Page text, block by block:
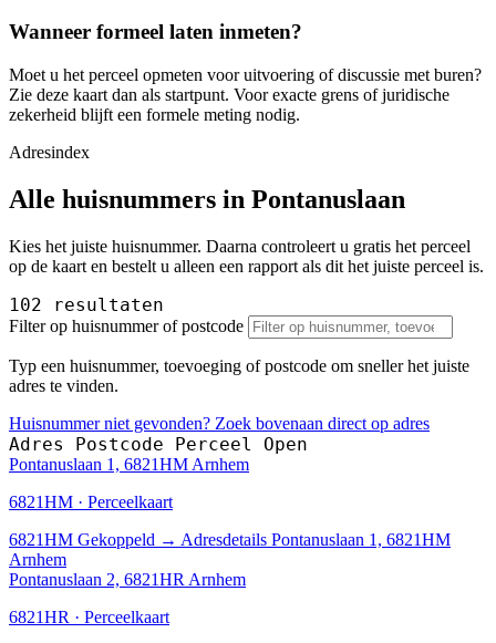
Wanneer formeel laten inmeten?
Moet u het perceel opmeten voor uitvoering of discussie met buren?
Zie deze kaart dan als startpunt. Voor exacte grens of juridische
zekerheid blijft een formele meting nodig.
Adresindex
Alle huisnummers in Pontanuslaan
Kies het juiste huisnummer. Daarna controleert u gratis het perceel
op de kaart en bestelt u alleen een rapport als dit het juiste perceel is.
102 resultaten
Filter op huisnummer of postcode
Typ een huisnummer, toevoeging of postcode om sneller het juiste
adres te vinden.
Huisnummer niet gevonden? Zoek bovenaan direct op adres
Adres Postcode Perceel Open
Pontanuslaan 1, 6821HM Arnhem
6821HM · Perceelkaart
6821HM Gekoppeld → Adresdetails Pontanuslaan 1, 6821HM
Arnhem
Pontanuslaan 2, 6821HR Arnhem
6821HR · Perceelkaart